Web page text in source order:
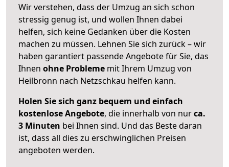
Wir verstehen, dass der Umzug an sich schon
stressig genug ist, und wollen Ihnen dabei
helfen, sich keine Gedanken über die Kosten
machen zu müssen. Lehnen Sie sich zurück – wir
haben garantiert passende Angebote für Sie, das
Ihnen ohne Probleme mit Ihrem Umzug von
Heilbronn nach Netzschkau helfen kann.
Holen Sie sich ganz bequem und einfach
kostenlose Angebote, die innerhalb von nurca.
3 Minuten bei Ihnen sind. Und das Beste daran
ist, dass all dies zu erschwinglichen Preisen
angeboten werden.